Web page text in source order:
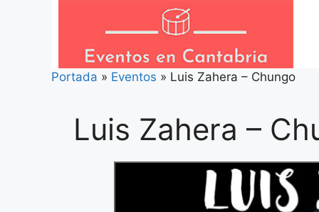
Portada » Eventos » Luis Zahera – Chungo
Luis Zahera –